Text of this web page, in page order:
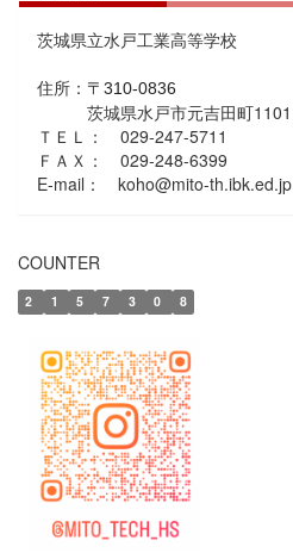
茨城県立水戸工業高等学校
住所： 〒310-0836
茨城県水戸市元吉田町1101
ＴＥＬ： 029-247-5711
ＦＡＸ： 029-248-6399
E-mail： koho@mito-th.ibk.ed.jp
COUNTER
2 1 5 7 3 0 8